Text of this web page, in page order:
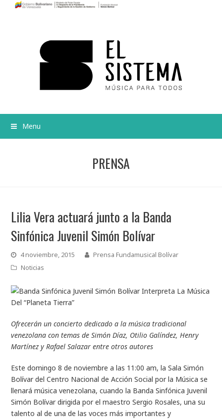
Menu
PRENSA
Lilia Vera actuará junto a la Banda
Sinfónica Juvenil Simón Bolívar
4 noviembre, 2015
Prensa Fundamusical Bolívar
Noticias
Ofrecerán un concierto dedicado a la música tradicional
venezolana con temas de Simón Díaz, Otilio Galíndez, Henry
Martínez y Rafael Salazar entre otros autores
Este domingo 8 de noviembre a las 11:00 am, la Sala Simón
Bolívar del Centro Nacional de Acción Social por la Música se
llenará música venezolana, cuando la Banda Sinfónica Juvenil
Simón Bolívar dirigida por el maestro Sergio Rosales, una su
talento al de una de las voces más importantes y